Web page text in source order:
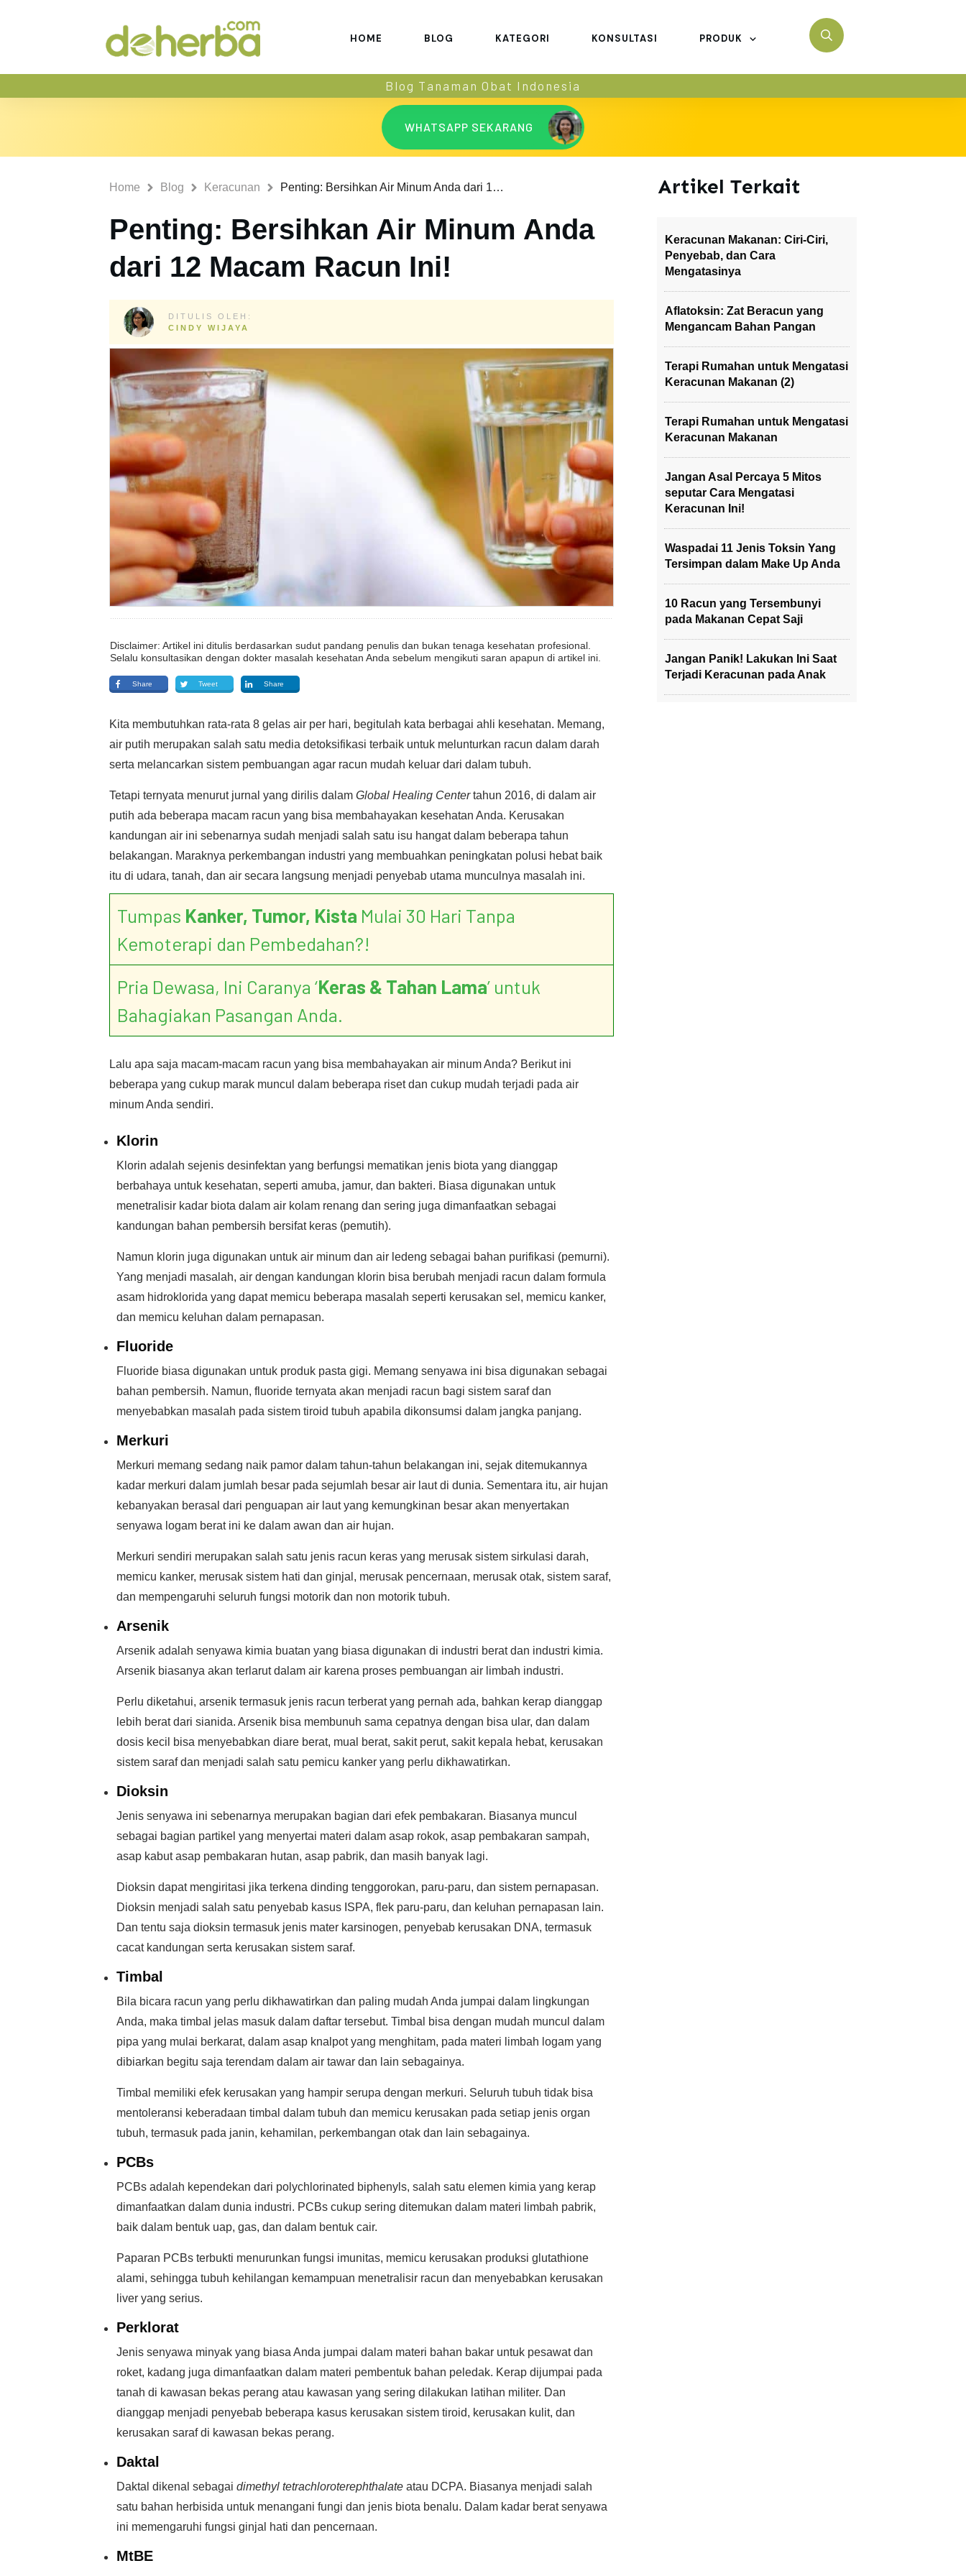
HOME BLOG KATEGORI KONSULTASI PRODUK
Blog Tanaman Obat Indonesia
WHATSAPP SEKARANG
Home Blog Keracunan Penting: Bersihkan Air Minum Anda dari 12 Macam Racun Ini!
Penting: Bersihkan Air Minum Anda
dari 12 Macam Racun Ini!
DITULIS OLEH:
CINDY WIJAYA
Disclaimer: Artikel ini ditulis berdasarkan sudut pandang penulis dan bukan tenaga kesehatan profesional.
Selalu konsultasikan dengan dokter masalah kesehatan Anda sebelum mengikuti saran apapun di artikel ini.
Share Tweet Share
Kita membutuhkan rata-rata 8 gelas air per hari, begitulah kata berbagai ahli kesehatan. Memang,
air putih merupakan salah satu media detoksifikasi terbaik untuk melunturkan racun dalam darah
serta melancarkan sistem pembuangan agar racun mudah keluar dari dalam tubuh.
Tetapi ternyata menurut jurnal yang dirilis dalam Global Healing Centertahun 2016, di dalam air
putih ada beberapa macam racun yang bisa membahayakan kesehatan Anda. Kerusakan
kandungan air ini sebenarnya sudah menjadi salah satu isu hangat dalam beberapa tahun
belakangan. Maraknya perkembangan industri yang membuahkan peningkatan polusi hebat baik
itu di udara, tanah, dan air secara langsung menjadi penyebab utama munculnya masalah ini.
Tumpas Kanker, Tumor, Kista Mulai 30 Hari Tanpa
Kemoterapi dan Pembedahan?!
Pria Dewasa, Ini Caranya ‘Keras & Tahan Lama’ untuk
Bahagiakan Pasangan Anda.
Lalu apa saja macam-macam racun yang bisa membahayakan air minum Anda? Berikut ini
beberapa yang cukup marak muncul dalam beberapa riset dan cukup mudah terjadi pada air
minum Anda sendiri.
Klorin
Klorin adalah sejenis desinfektan yang berfungsi mematikan jenis biota yang dianggap
berbahaya untuk kesehatan, seperti amuba, jamur, dan bakteri. Biasa digunakan untuk
menetralisir kadar biota dalam air kolam renang dan sering juga dimanfaatkan sebagai
kandungan bahan pembersih bersifat keras (pemutih).
Namun klorin juga digunakan untuk air minum dan air ledeng sebagai bahan purifikasi (pemurni).
Yang menjadi masalah, air dengan kandungan klorin bisa berubah menjadi racun dalam formula
asam hidroklorida yang dapat memicu beberapa masalah seperti kerusakan sel, memicu kanker,
dan memicu keluhan dalam pernapasan.
Fluoride
Fluoride biasa digunakan untuk produk pasta gigi. Memang senyawa ini bisa digunakan sebagai
bahan pembersih. Namun, fluoride ternyata akan menjadi racun bagi sistem saraf dan
menyebabkan masalah pada sistem tiroid tubuh apabila dikonsumsi dalam jangka panjang.
Merkuri
Merkuri memang sedang naik pamor dalam tahun-tahun belakangan ini, sejak ditemukannya
kadar merkuri dalam jumlah besar pada sejumlah besar air laut di dunia. Sementara itu, air hujan
kebanyakan berasal dari penguapan air laut yang kemungkinan besar akan menyertakan
senyawa logam berat ini ke dalam awan dan air hujan.
Merkuri sendiri merupakan salah satu jenis racun keras yang merusak sistem sirkulasi darah,
memicu kanker, merusak sistem hati dan ginjal, merusak pencernaan, merusak otak, sistem saraf,
dan mempengaruhi seluruh fungsi motorik dan non motorik tubuh.
Arsenik
Arsenik adalah senyawa kimia buatan yang biasa digunakan di industri berat dan industri kimia.
Arsenik biasanya akan terlarut dalam air karena proses pembuangan air limbah industri.
Perlu diketahui, arsenik termasuk jenis racun terberat yang pernah ada, bahkan kerap dianggap
lebih berat dari sianida. Arsenik bisa membunuh sama cepatnya dengan bisa ular, dan dalam
dosis kecil bisa menyebabkan diare berat, mual berat, sakit perut, sakit kepala hebat, kerusakan
sistem saraf dan menjadi salah satu pemicu kanker yang perlu dikhawatirkan.
Dioksin
Jenis senyawa ini sebenarnya merupakan bagian dari efek pembakaran. Biasanya muncul
sebagai bagian partikel yang menyertai materi dalam asap rokok, asap pembakaran sampah,
asap kabut asap pembakaran hutan, asap pabrik, dan masih banyak lagi.
Dioksin dapat mengiritasi jika terkena dinding tenggorokan, paru-paru, dan sistem pernapasan.
Dioksin menjadi salah satu penyebab kasus ISPA, flek paru-paru, dan keluhan pernapasan lain.
Dan tentu saja dioksin termasuk jenis mater karsinogen, penyebab kerusakan DNA, termasuk
cacat kandungan serta kerusakan sistem saraf.
Timbal
Bila bicara racun yang perlu dikhawatirkan dan paling mudah Anda jumpai dalam lingkungan
Anda, maka timbal jelas masuk dalam daftar tersebut. Timbal bisa dengan mudah muncul dalam
pipa yang mulai berkarat, dalam asap knalpot yang menghitam, pada materi limbah logam yang
dibiarkan begitu saja terendam dalam air tawar dan lain sebagainya.
Timbal memiliki efek kerusakan yang hampir serupa dengan merkuri. Seluruh tubuh tidak bisa
mentoleransi keberadaan timbal dalam tubuh dan memicu kerusakan pada setiap jenis organ
tubuh, termasuk pada janin, kehamilan, perkembangan otak dan lain sebagainya.
PCBs
PCBs adalah kependekan dari polychlorinated biphenyls, salah satu elemen kimia yang kerap
dimanfaatkan dalam dunia industri. PCBs cukup sering ditemukan dalam materi limbah pabrik,
baik dalam bentuk uap, gas, dan dalam bentuk cair.
Paparan PCBs terbukti menurunkan fungsi imunitas, memicu kerusakan produksi glutathione
alami, sehingga tubuh kehilangan kemampuan menetralisir racun dan menyebabkan kerusakan
liver yang serius.
Perklorat
Jenis senyawa minyak yang biasa Anda jumpai dalam materi bahan bakar untuk pesawat dan
roket, kadang juga dimanfaatkan dalam materi pembentuk bahan peledak. Kerap dijumpai pada
tanah di kawasan bekas perang atau kawasan yang sering dilakukan latihan militer. Dan
dianggap menjadi penyebab beberapa kasus kerusakan sistem tiroid, kerusakan kulit, dan
kerusakan saraf di kawasan bekas perang.
Daktal
Daktal dikenal sebagai dimethyl tetrachloroterephthalate atau DCPA. Biasanya menjadi salah
satu bahan herbisida untuk menangani fungi dan jenis biota benalu. Dalam kadar berat senyawa
ini memengaruhi fungsi ginjal hati dan pencernaan.
MtBE
Artikel Terkait
Keracunan Makanan: Ciri-Ciri,
Penyebab, dan Cara
Mengatasinya
Aflatoksin: Zat Beracun yang
Mengancam Bahan Pangan
Terapi Rumahan untuk Mengatasi
Keracunan Makanan (2)
Terapi Rumahan untuk Mengatasi
Keracunan Makanan
Jangan Asal Percaya 5 Mitos
seputar Cara Mengatasi
Keracunan Ini!
Waspadai 11 Jenis Toksin Yang
Tersimpan dalam Make Up Anda
10 Racun yang Tersembunyi
pada Makanan Cepat Saji
Jangan Panik! Lakukan Ini Saat
Terjadi Keracunan pada Anak